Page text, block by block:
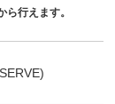
ら行えます。